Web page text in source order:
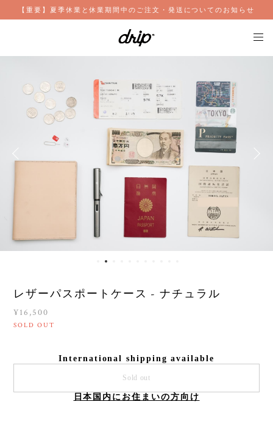
【重要】夏季休業と休業期間中のご注文・発送についてのお知らせ
レザーパスポートケース - ナチュラル
¥16,500
SOLD OUT
International shipping available
Sold out
日本国内にお住まいの方向け